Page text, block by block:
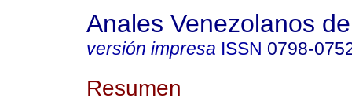
Anales Venezolanos
versión impresa ISSN 0798-
Resumen